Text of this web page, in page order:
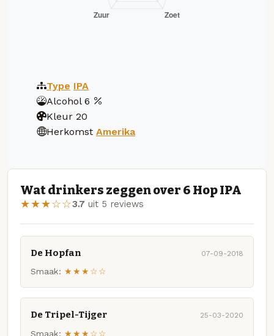
Type IPA
Alcohol 6
Kleur 20
Herkomst Amerika
Wat drinkers zeggen over 6 Hop IPA
★★★☆☆3.7 uit 5 reviews
De Hopfan 07-09-2018
Smaak: ★★★☆☆
De Tripel-Tijger 25-03-2020
Smaak: ★★★☆☆